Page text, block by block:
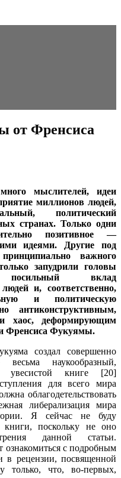
от Френсиса
мыслителей, идеи
миллионов людей,
политический
странах. Только одни
позитивное —
идеями. Другие под
важного
запудрили головы
вклад
и, соответственно,
и политическую
антиконструктивным,
хаос, деформирующим
Френсиса Фукуямы.
создал совершенно
наукообразный,
увесистой книге [20]
для всего мира
облагодетельствовать
либерализация мира
Я сейчас не буду
книги, поскольку не оно
данной статьи.
ознакомиться с подробным
в рецензии, посвященной
что, во-первых,